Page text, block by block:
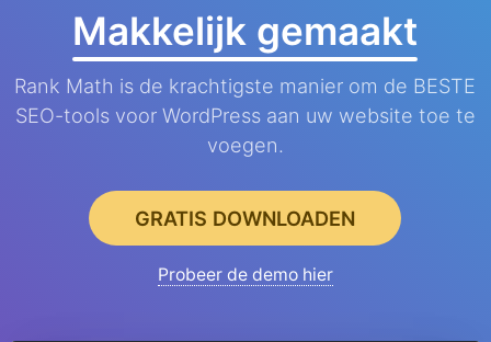
Makkelijk gemaakt
Rank Math is de krachtigste manier om de BESTE
SEO-tools voor WordPress aan uw website toe te
voegen.
GRATIS DOWNLOADEN
Probeer de demo hier